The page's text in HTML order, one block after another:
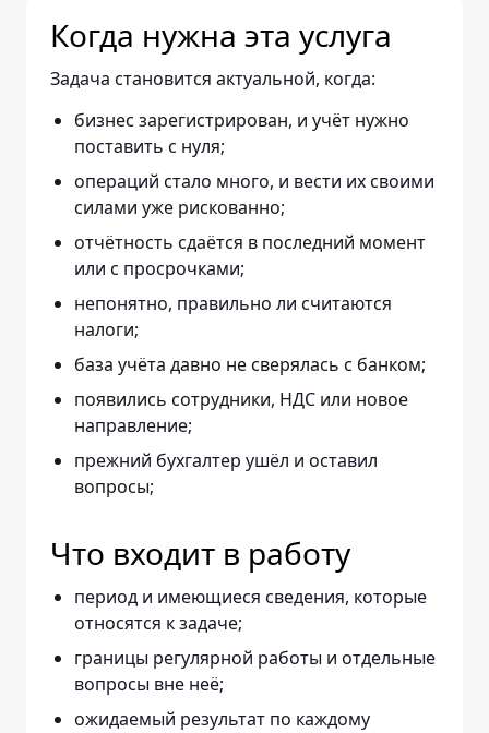
Когда нужна эта услуга
Задача становится актуальной, когда:
бизнес зарегистрирован, и учёт нужно
поставить с нуля;
операций стало много, и вести их своими
силами уже рискованно;
отчётность сдаётся в последний момент
или с просрочками;
непонятно, правильно ли считаются
налоги;
база учёта давно не сверялась с банком;
появились сотрудники, НДС или новое
направление;
прежний бухгалтер ушёл и оставил
вопросы;
Что входит в работу
период и имеющиеся сведения, которые
относятся к задаче;
границы регулярной работы и отдельные
вопросы вне неё;
ожидаемый результат по каждому